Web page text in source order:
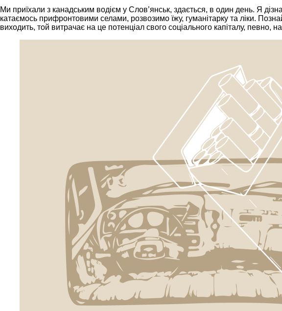
Ми приїхали з канадським водієм у Слов’янськ, здається, в один день. Я
катаємось прифронтовими селами, розвозимо їжу, гуманітарку та ліки.
виходить, той витрачає на це потенціал свого соціального капіталу, певно,